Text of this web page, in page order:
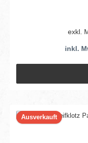
exkl.
inkl.
Ausverkauft